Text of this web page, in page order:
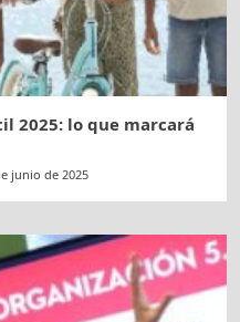
2025: lo que marcará
junio de 2025